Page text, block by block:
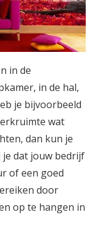
in de
in de hal,
je bijvoorbeeld
wat
dan kun je
dat jouw bedrijf
of een goed
door
op te hangen in